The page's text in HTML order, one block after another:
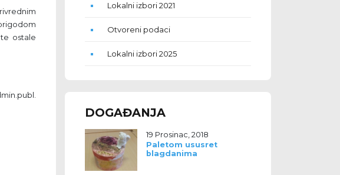
ostale
Lokalni izbori 2021
Otvoreni podaci
Lokalni izbori 2025
DOGAĐANJA
19 Prosinac, 2018
Paletom ususret
blagdanima